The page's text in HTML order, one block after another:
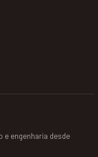
e engenharia desde